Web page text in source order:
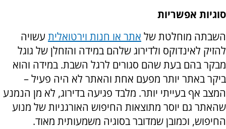
סוגיות אפשריות
השבתה מוחלטת של אתר או חנות וירטואלית עשויה
להזיק לאינדוקס ולדירוג שלהם במידה והזחלן של גוגל
מבקר בהם בעת שהם סגורים לרגל השבת. במידה והוא
ביקר באתר יותר מפעם אחת והאתר לא היה פעיל –
המצב אף בעייתי יותר. מלבד פגיעה בדירוג, לא מן הנמנע
שהאתר גם יוסר מתוצאות החיפוש האורגניות של מנוע
החיפוש, וכמובן שמדובר בסוגיה משמעותית מאוד.